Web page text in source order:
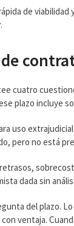
de
cuatro
plazo incluye
uso
pero no está
dada sin
del plazo.
ventaja.